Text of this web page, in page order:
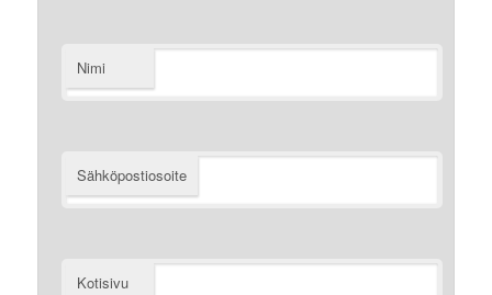
Nimi
Sähköpostiosoite
Kotisivu